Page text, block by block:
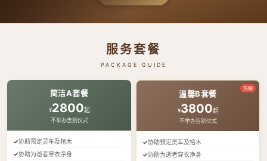
服务套餐
PACKAGE GUIDE
简洁A套餐
¥2800起
不举办告别仪式
协助预定灵车及棺木
协助为逝者穿衣净身
热销
温馨B套餐
¥3800起
不举办告别仪式
协助预定灵车及棺木
协助为逝者穿衣净身